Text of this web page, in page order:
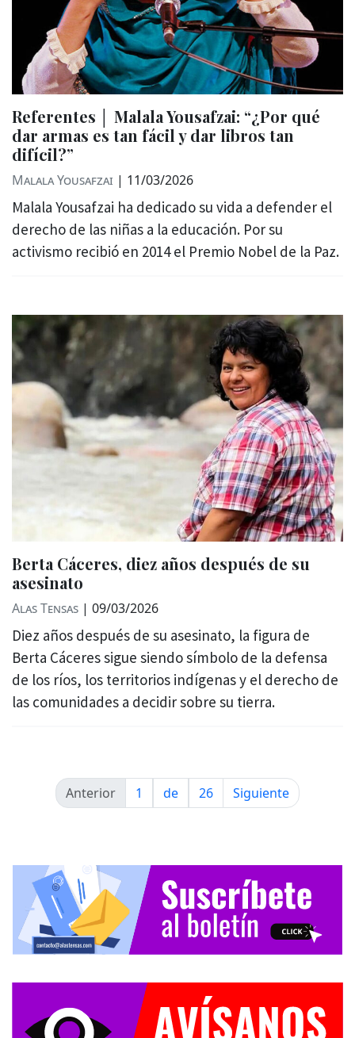
Referentes │ Malala Yousafzai: “¿Por qué
dar armas es tan fácil y dar libros tan
difícil?”
Malala Yousafzai | 11/03/2026
Malala Yousafzai ha dedicado su vida a defender el
derecho de las niñas a la educación. Por su
activismo recibió en 2014 el Premio Nobel de la Paz.
Berta Cáceres, diez años después de su
asesinato
Alas Tensas | 09/03/2026
Diez años después de su asesinato, la figura de
Berta Cáceres sigue siendo símbolo de la defensa
de los ríos, los territorios indígenas y el derecho de
las comunidades a decidir sobre su tierra.
Anterior 1 de 26 Siguiente